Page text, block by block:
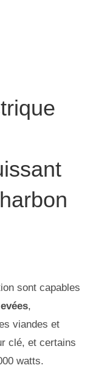
sont capables
,
viandes et
clé, et certains
watts.